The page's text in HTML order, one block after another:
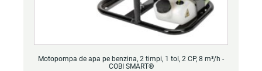
Motopompa de apa pe benzina, 2 timpi, 1 tol, 2 CP, 8 m³/h -
COBI SMART®